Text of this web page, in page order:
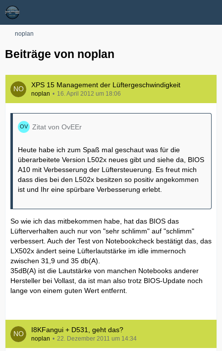
noplan
Beiträge von noplan
XPS 15 Management der Lüftergeschwindigkeit
noplan 16. April 2012 um 18:06
Zitat von OvEEr
Heute habe ich zum Spaß mal geschaut was für die
überarbeitete Version L502x neues gibt und siehe da, BIOS
A10 mit Verbesserung der Lüftersteuerung. Es freut mich
dass dies bei den L502x besitzen so positiv angekommen
ist und Ihr eine spürbare Verbesserung erlebt.
So wie ich das mitbekommen habe, hat das BIOS das
Lüfterverhalten auch nur von "sehr schlimm" auf "schlimm"
verbessert. Auch der Test von Notebookcheck bestätigt das, das
LX502x ändert seine Lüfterlautstärke im idle immernoch
zwischen 31,9 und 35 db(A).
35dB(A) ist die Lautstärke von manchen Notebooks anderer
Hersteller bei Vollast, da ist man also trotz BIOS-Update noch
lange von einem guten Wert entfernt.
I8KFangui + D531, geht das?
noplan 22. Dezember 2011 um 14:34